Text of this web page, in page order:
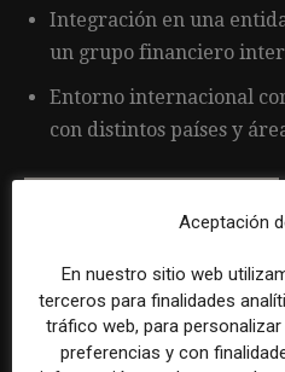
Integración en una
un grupo financiero
Entorno internacional
con distintos países y
Por favor, para solicitar
www.linkedin.com.
Aceptación
En nuestro sitio web
terceros para finalidades
tráfico web, para
preferencias y con